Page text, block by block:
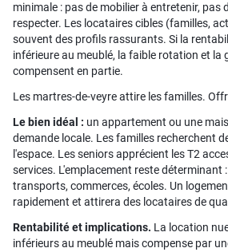
minimale : pas de mobilier à entretenir, pas
respecter. Les locataires cibles (familles,
souvent des profils rassurants. Si la
inférieure au meublé, la faible rotation et la
compensent en partie.
Les martres-de-veyre attire les familles.
Le bien idéal : un appartement ou une
demande locale. Les familles recherchent
l'espace. Les seniors apprécient les T2
services. L'emplacement reste déterminant
transports, commerces, écoles. Un
rapidement et attirera des locataires de
Rentabilité et implications. La location
inférieurs au meublé mais compense par